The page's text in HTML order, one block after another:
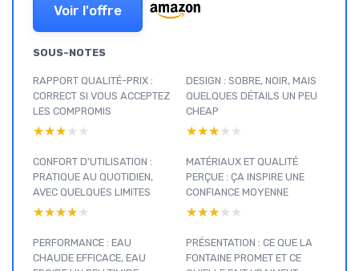
Voir l'offre
SOUS-NOTES
RAPPORT QUALITÉ-PRIX :
CORRECT SI VOUS ACCEPTEZ
LES COMPROMIS
★★★★★
★★★★★
DESIGN : SOBRE, NOIR, MAIS
QUELQUES DÉTAILS UN PEU
CHEAP
★★★★★
★★★★★
CONFORT D’UTILISATION :
PRATIQUE AU QUOTIDIEN,
AVEC QUELQUES LIMITES
★★★★★
★★★★★
MATÉRIAUX ET QUALITÉ
PERÇUE : ÇA INSPIRE UNE
CONFIANCE MOYENNE
★★★★★
★★★★★
PERFORMANCE : EAU
CHAUDE EFFICACE, EAU
PRÉSENTATION : CE QUE LA
FONTAINE PROMET ET CE